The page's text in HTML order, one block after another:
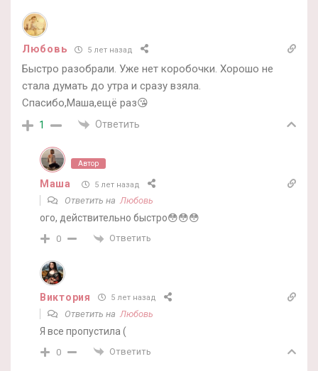
Любовь 5 лет назад
Быстро разобрали. Уже нет коробочки. Хорошо не
стала думать до утра и сразу взяла.
Спасибо,Маша,ещё раз😘
1 Ответить
Автор
Маша 5 лет назад
Ответить наЛюбовь
ого, действительно быстро😳😳😳
0 Ответить
Виктория 5 лет назад
Ответить на Любовь
Я все пропустила (
0 Ответить